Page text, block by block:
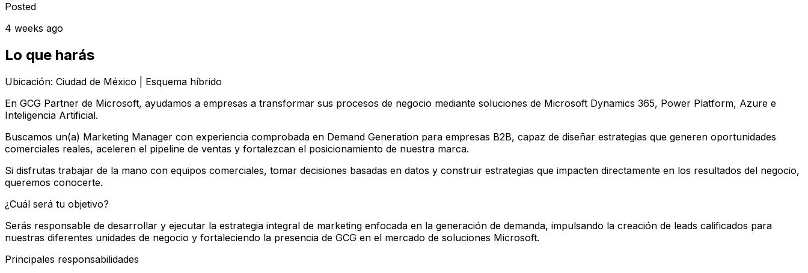
Posted
4 weeks ago
Lo que harás
Ubicación: Ciudad de México | Esquema híbrido
En GCG Partner de Microsoft, ayudamos a empresas a transformar sus procesos de negocio mediante soluciones de Microsoft Dynamics 365, Power Platform, Azure e
Inteligencia Artificial.
Buscamos un(a) Marketing Manager con experiencia comprobada en Demand Generation para empresas B2B, capaz de diseñar estrategias que generen oportunidades
comerciales reales, aceleren el pipeline de ventas y fortalezcan el posicionamiento de nuestra marca.
Si disfrutas trabajar de la mano con equipos comerciales, tomar decisiones basadas en datos y construir estrategias que impacten directamente en los resultados del negocio,
queremos conocerte.
¿Cuál será tu objetivo?
Serás responsable de desarrollar y ejecutar la estrategia integral de marketing enfocada en la generación de demanda, impulsando la creación de leads calificados para
nuestras diferentes unidades de negocio y fortaleciendo la presencia de GCG en el mercado de soluciones Microsoft.
Principales responsabilidades